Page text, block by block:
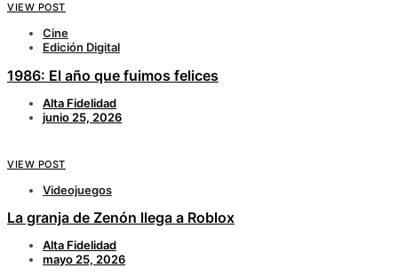
VIEW POST
Cine
Edición Digital
1986: El año que fuimos felices
Alta Fidelidad
junio 25, 2026
VIEW POST
Videojuegos
La granja de Zenón llega a Roblox
Alta Fidelidad
mayo 25, 2026